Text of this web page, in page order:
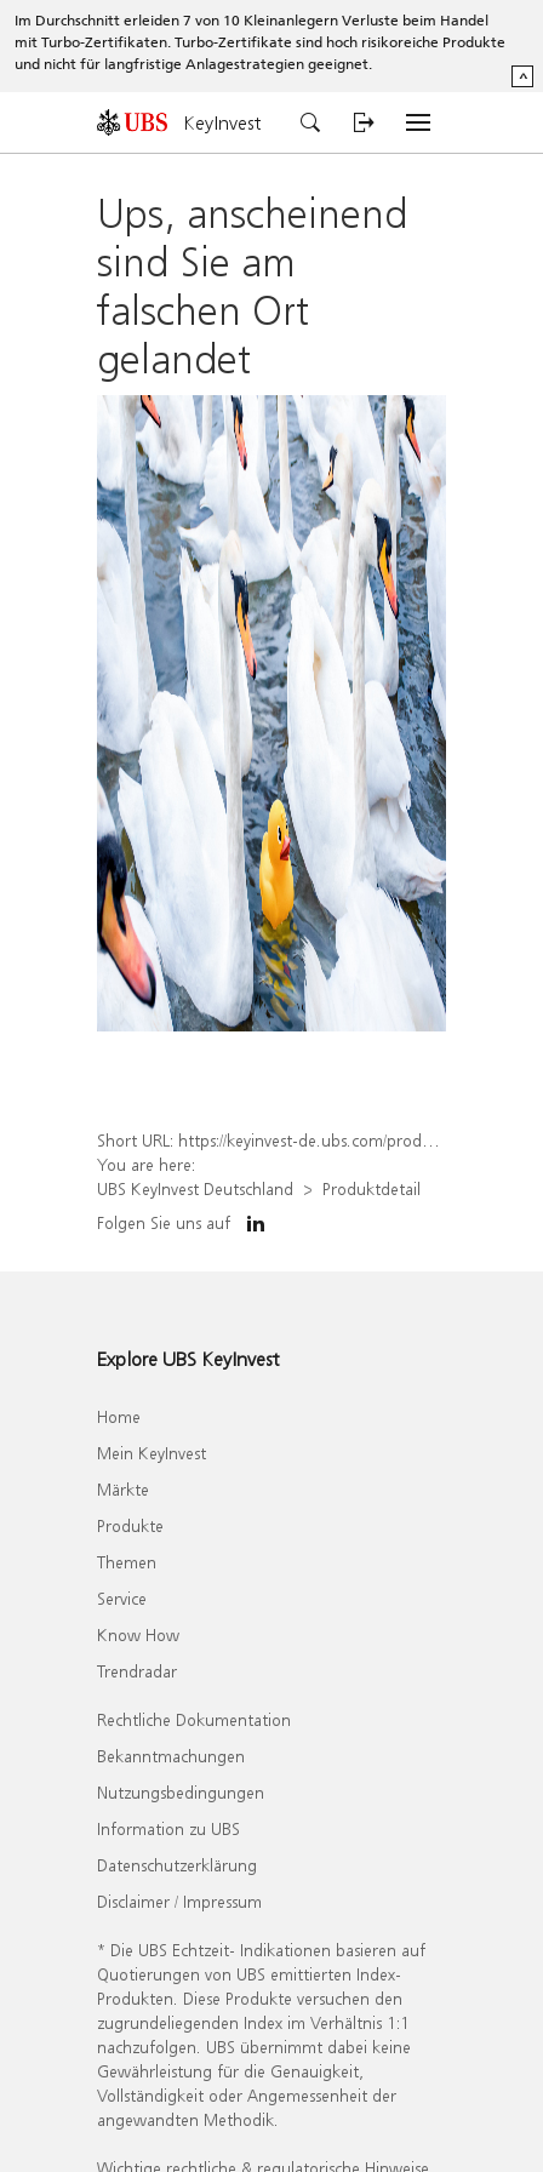
Im Durchschnitt erleiden 7 von 10 Kleinanlegern Verluste beim Handel
mit Turbo-Zertifikaten. Turbo-Zertifikate sind hoch risikoreiche Produkte
und nicht für langfristige Anlagestrategien geeignet.
^
KeyInvest
Ups, anscheinend
sind Sie am
falschen Ort
gelandet
Short URL: https://keyinvest-de.ubs.com/produkt/detail/index/isin/DE000WA6ESS4
You are here:
UBS KeyInvest Deutschland
Produktdetail
Folgen Sie uns auf
Explore UBS KeyInvest
Home
Mein KeyInvest
Märkte
Produkte
Themen
Service
Know How
Trendradar
Rechtliche Dokumentation
Bekanntmachungen
Nutzungsbedingungen
Information zu UBS
Datenschutzerklärung
Disclaimer / Impressum
* Die UBS Echtzeit- Indikationen basieren auf
Quotierungen von UBS emittierten Index-
Produkten. Diese Produkte versuchen den
zugrundeliegenden Index im Verhältnis 1:1
nachzufolgen. UBS übernimmt dabei keine
Gewährleistung für die Genauigkeit,
Vollständigkeit oder Angemessenheit der
angewandten Methodik.